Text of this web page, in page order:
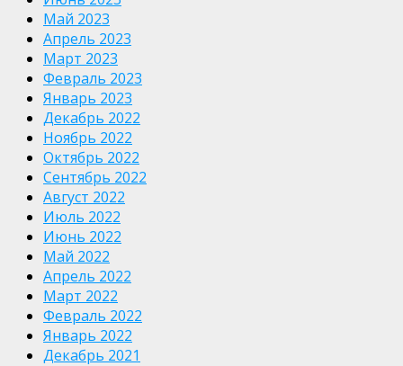
Май 2023
Апрель 2023
Март 2023
Февраль 2023
Январь 2023
Декабрь 2022
Ноябрь 2022
Октябрь 2022
Сентябрь 2022
Август 2022
Июль 2022
Июнь 2022
Май 2022
Апрель 2022
Март 2022
Февраль 2022
Январь 2022
Декабрь 2021